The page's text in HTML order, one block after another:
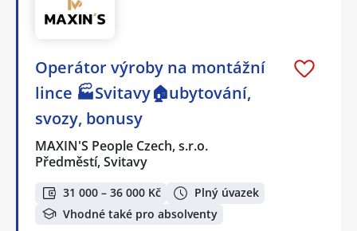
Operátor výroby na montážní
lince 🏭Svitavy🏠ubytování,
svozy, bonusy
MAXIN'S People Czech, s.r.o.
Předměstí, Svitavy
31 000 – 36 000 Kč
Plný úvazek
Vhodné také pro absolventy